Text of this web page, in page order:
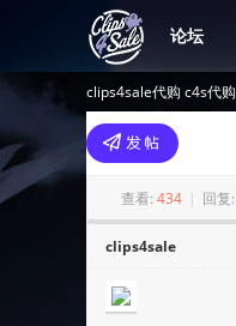
论坛
clips4sale代购 c4s代购
查看: 434 | 回复:
clips4sale